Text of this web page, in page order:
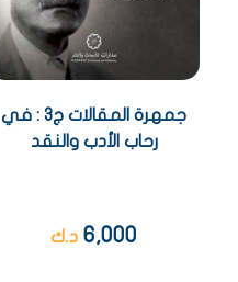
جمهرة المقالات ج3 : في
رحاب الأدب والنقد
6,000 د.ك